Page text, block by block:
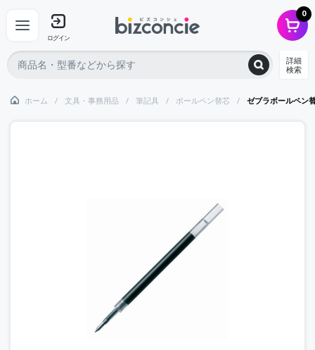
ログイン
0
詳細
検索
ホーム 文具・事務用品 筆記具 ボールペン替芯 ゼブラボールペン